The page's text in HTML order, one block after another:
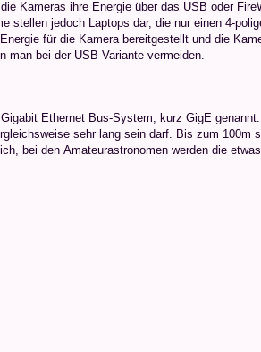
Kameras ihre Energie über das USB oder
stellen jedoch Laptops dar, die nur einen 4-
für die Kamera bereitgestellt und die
man bei der USB-Variante vermeiden.
Ethernet Bus-System, kurz GigE
sehr lang sein darf. Bis zum 100m
bei den Amateurastronomen werden die